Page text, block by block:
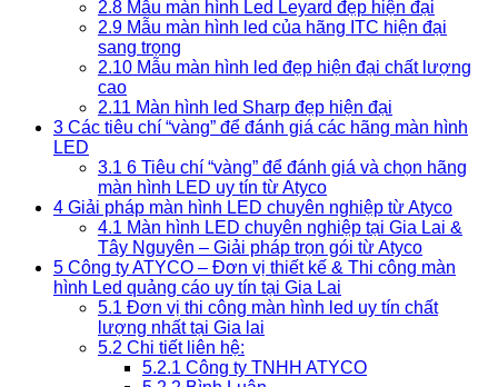
2.8 Mẫu màn hình Led Leyard đẹp hiện đại
2.9 Mẫu màn hình led của hãng ITC hiện đại
sang trọng
2.10 Mẫu màn hình led đẹp hiện đại chất lượng
cao
2.11 Màn hình led Sharp đẹp hiện đại
3 Các tiêu chí “vàng” để đánh giá các hãng màn hình
LED
3.1 6 Tiêu chí “vàng” để đánh giá và chọn hãng
màn hình LED uy tín từ Atyco
4 Giải pháp màn hình LED chuyên nghiệp từ Atyco
4.1 Màn hình LED chuyên nghiệp tại Gia Lai &
Tây Nguyên – Giải pháp trọn gói từ Atyco
5 Công ty ATYCO – Đơn vị thiết kế & Thi công màn
hình Led quảng cáo uy tín tại Gia Lai
5.1 Đơn vị thi công màn hình led uy tín chất
lượng nhất tại Gia lai
5.2 Chi tiết liên hệ:
5.2.1 Công ty TNHH ATYCO